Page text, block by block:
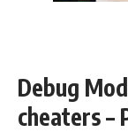
Debug
cheaters –